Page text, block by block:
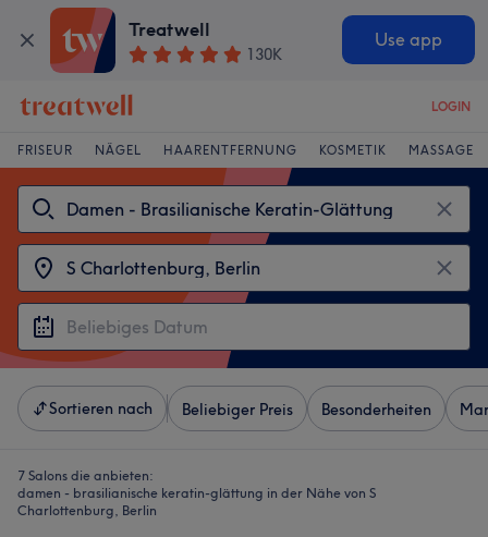
Treatwell
130K
Use app
LOGIN
FRISEUR NÄGEL HAARENTFERNUNG KOSMETIK MASSAGE
Sortieren nach Beliebiger Preis Besonderheiten
7 Salons die anbieten:
damen - brasilianische keratin-glättung in der Nähe von S
Charlottenburg, Berlin